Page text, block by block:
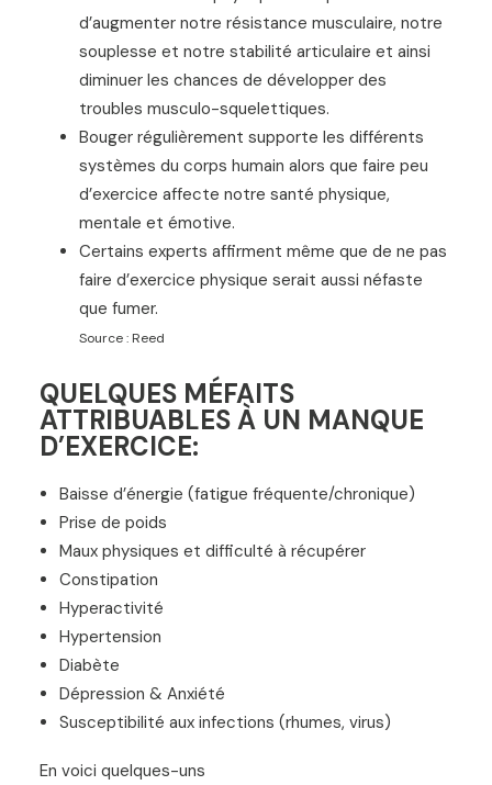
d’augmenter notre résistance musculaire, notre
souplesse et notre stabilité articulaire et ainsi
diminuer les chances de développer des
troubles musculo-squelettiques.
Bouger régulièrement supporte les différents
systèmes du corps humain alors que faire peu
d’exercice affecte notre santé physique,
mentale et émotive.
Certains experts affirment même que de ne pas
faire d’exercice physique serait aussi néfaste
que fumer.
Source : Reed
QUELQUES MÉFAITS
ATTRIBUABLES À UN MANQUE
D’EXERCICE:
Baisse d’énergie (fatigue fréquente/chronique)
Prise de poids
Maux physiques et difficulté à récupérer
Constipation
Hyperactivité
Hypertension
Diabète
Dépression & Anxiété
Susceptibilité aux infections (rhumes, virus)
En voici quelques-uns